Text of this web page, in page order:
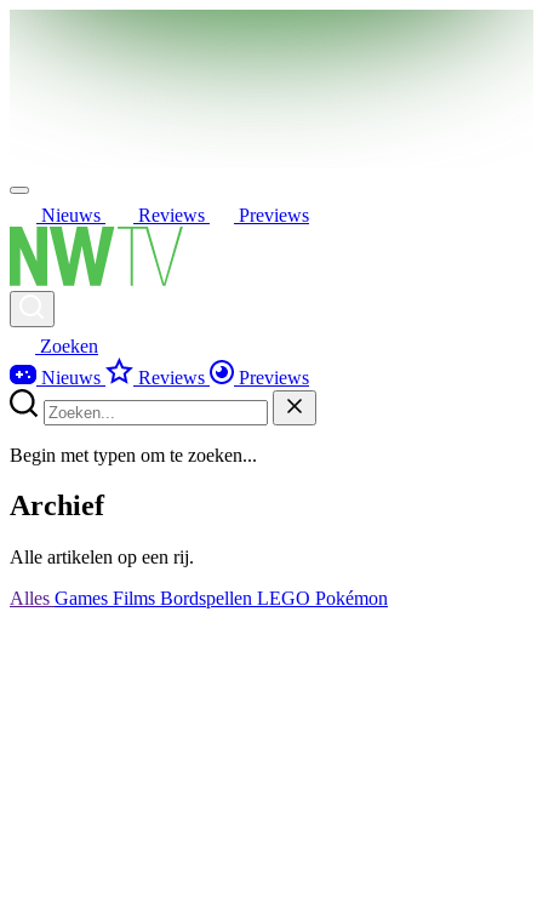
Nieuws Reviews Previews
Zoeken
Nieuws
Reviews Previews
Begin met typen om te zoeken...
Archief
Alle artikelen op een rij.
Alles Games Films Bordspellen LEGO Pokémon